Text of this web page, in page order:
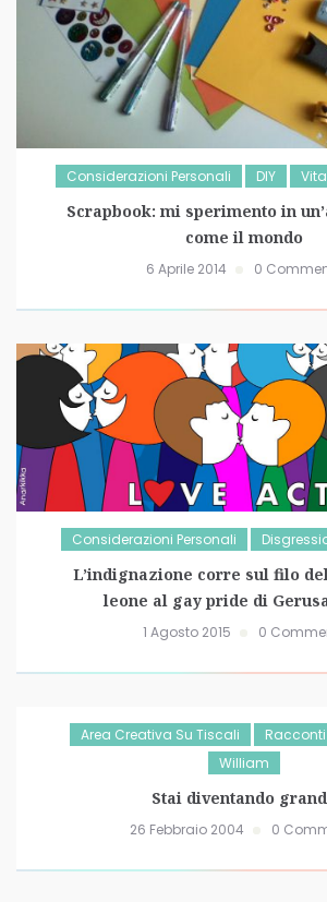
Considerazioni Personali DIY
Scrapbook: mi sperimento in
come il mondo
6 Aprile 2014 0
Considerazioni Personali
L’indignazione corre sul filo
leone al gay pride di
1 Agosto 2015 0
Area Creativa Su Tiscali
Racconti
William
Stai diventando
26 Febbraio 2004 0